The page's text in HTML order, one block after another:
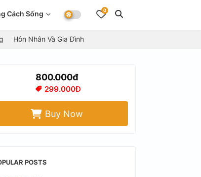
Cách Sống 0
Hôn Nhân Và Gia Đình
800.000đ
299.000Đ
Buy Now
POSTS